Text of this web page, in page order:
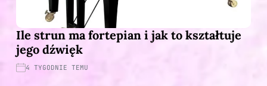
Ile strun ma fortepian i jak to kształtuje
jego dźwięk
4 TYGODNIE TEMU